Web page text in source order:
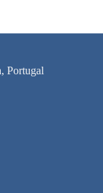
Portugal